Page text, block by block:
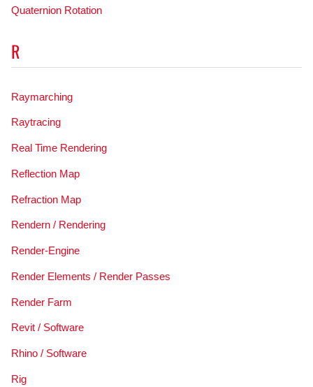
Quaternion Rotation
R
Raymarching
Raytracing
Real Time Rendering
Reflection Map
Refraction Map
Rendern / Rendering
Render-Engine
Render Elements / Render Passes
Render Farm
Revit / Software
Rhino / Software
Rig